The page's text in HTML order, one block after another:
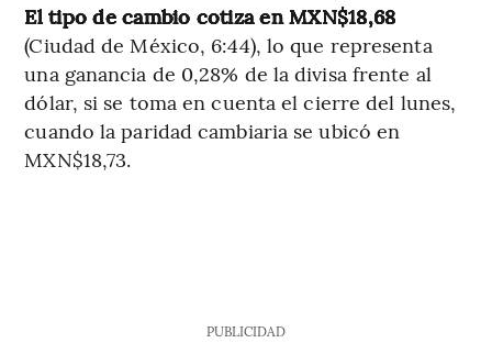
El tipo de cambio cotiza en MXN$18,68
(Ciudad de México, 6:44), lo que representa
una ganancia de 0,28% de la divisa frente al
dólar, si se toma en cuenta el cierre del lunes,
cuando la paridad cambiaria se ubicó en
MXN$18,73.
PUBLICIDAD